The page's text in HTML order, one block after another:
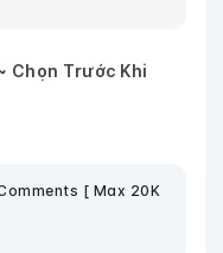
Chọn Trước Khi
[ Max 20K